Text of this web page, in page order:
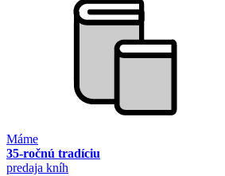
Máme
35-ročnú tradíciu
predaja kníh